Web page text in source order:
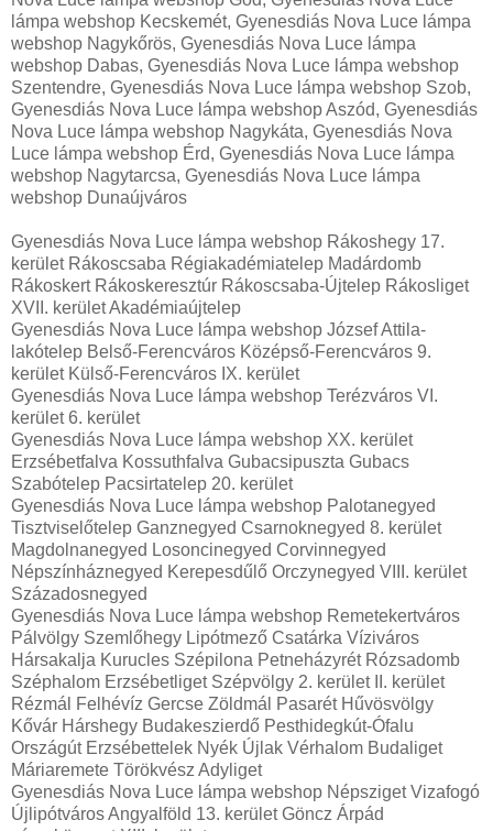
lámpa webshop Kecskemét, Gyenesdiás Nova Luce lámpa
webshop Nagykőrös, Gyenesdiás Nova Luce lámpa
webshop Dabas, Gyenesdiás Nova Luce lámpa webshop
Szentendre, Gyenesdiás Nova Luce lámpa webshop Szob,
Gyenesdiás Nova Luce lámpa webshop Aszód, Gyenesdiás
Nova Luce lámpa webshop Nagykáta, Gyenesdiás Nova
Luce lámpa webshop Érd, Gyenesdiás Nova Luce lámpa
webshop Nagytarcsa, Gyenesdiás Nova Luce lámpa
webshop Dunaújváros
Gyenesdiás Nova Luce lámpa webshop Rákoshegy 17.
kerület Rákoscsaba Régiakadémiatelep Madárdomb
Rákoskert Rákoskeresztúr Rákoscsaba-Újtelep Rákosliget
XVII. kerület Akadémiaújtelep
Gyenesdiás Nova Luce lámpa webshop József Attila-
lakótelep Belső-Ferencváros Középső-Ferencváros 9.
kerület Külső-Ferencváros IX. kerület
Gyenesdiás Nova Luce lámpa webshop Terézváros VI.
kerület 6. kerület
Gyenesdiás Nova Luce lámpa webshop XX. kerület
Erzsébetfalva Kossuthfalva Gubacsipuszta Gubacs
Szabótelep Pacsirtatelep 20. kerület
Gyenesdiás Nova Luce lámpa webshop Palotanegyed
Tisztviselőtelep Ganznegyed Csarnoknegyed 8. kerület
Magdolnanegyed Losoncinegyed Corvinnegyed
Népszínháznegyed Kerepesdűlő Orczynegyed VIII. kerület
Századosnegyed
Gyenesdiás Nova Luce lámpa webshop Remetekertváros
Pálvölgy Szemlőhegy Lipótmező Csatárka Víziváros
Hársakalja Kurucles Szépilona Petneházyrét Rózsadomb
Széphalom Erzsébetliget Szépvölgy 2. kerület II. kerület
Rézmál Felhévíz Gercse Zöldmál Pasarét Hűvösvölgy
Kővár Hárshegy Budakeszierdő Pesthidegkút-Ófalu
Országút Erzsébettelek Nyék Újlak Vérhalom Budaliget
Máriaremete Törökvész Adyliget
Gyenesdiás Nova Luce lámpa webshop Népsziget Vizafogó
Újlipótváros Angyalföld 13. kerület Göncz Árpád